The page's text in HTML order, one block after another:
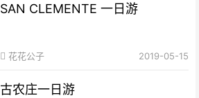
SAN CLEMENTE 一日游
花花公子 2019-05-15
古农庄一日游